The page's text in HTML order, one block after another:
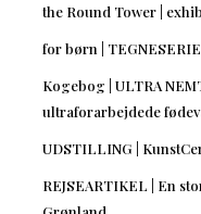
the Round Tower |
for børn |
Kogebog | ULTRA
ultraforarbejdede
UDSTILLING |
REJSEARTIKEL | En